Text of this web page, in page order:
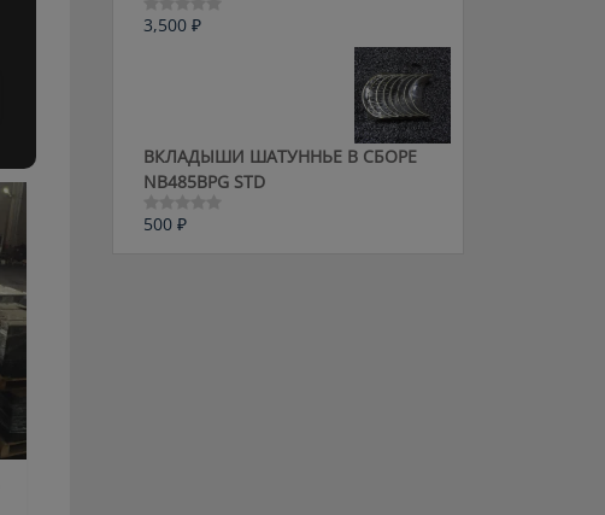
Оценка
3,500 ₽
ВКЛАДЫШИ ШАТУННЬЕ В СБОРЕ
NB485BPG STD
Оценка
500 ₽